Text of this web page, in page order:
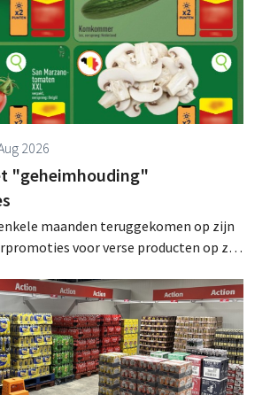
2026
"geheimhouding"
maanden teruggekomen op zijn
voor verse producten op zijn
klanten willen goed
.